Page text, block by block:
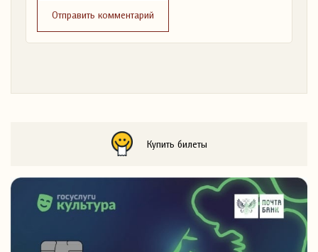
Отправить комментарий
Купить билеты